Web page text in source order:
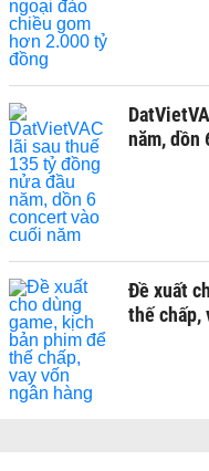
năm, dồn
Đề xuất
thế chấp,